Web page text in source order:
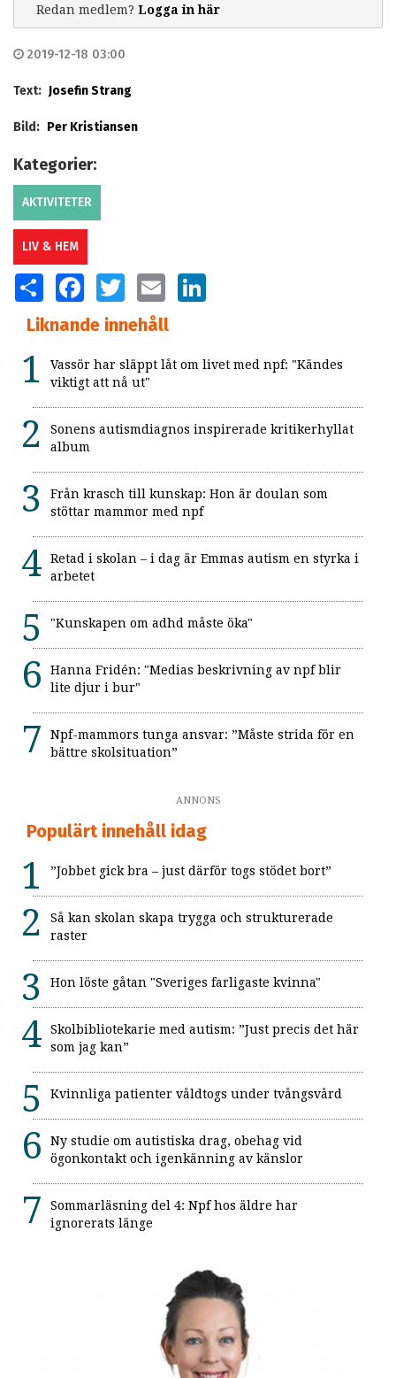
Redan medlem? Logga in här
2019-12-18 03:00
Text: Josefin Strang
Bild: Per Kristiansen
Kategorier:
AKTIVITETER
LIV & HEM
SHARE FACEBOOKTWITTER EMAIL
Liknande innehåll
Vassör har släppt låt om livet med npf: "Kändes
viktigt att nå ut"
Sonens autismdiagnos inspirerade kritikerhyllat
album
Från krasch till kunskap: Hon är doulan som
stöttar mammor med npf
Retad i skolan – i dag är Emmas autism en styrka i
arbetet
"Kunskapen om adhd måste öka"
Hanna Fridén: "Medias beskrivning av npf blir
lite djur i bur"
Npf-mammors tunga ansvar: ”Måste strida för en
bättre skolsituation”
ANNONS
Populärt innehåll idag
”Jobbet gick bra – just därför togs stödet bort”
Så kan skolan skapa trygga och strukturerade
raster
Hon löste gåtan "Sveriges farligaste kvinna"
Skolbibliotekarie med autism: ”Just precis det här
som jag kan”
Kvinnliga patienter våldtogs under tvångsvård
Ny studie om autistiska drag, obehag vid
ögonkontakt och igenkänning av känslor
Sommarläsning del 4: Npf hos äldre har
ignorerats länge